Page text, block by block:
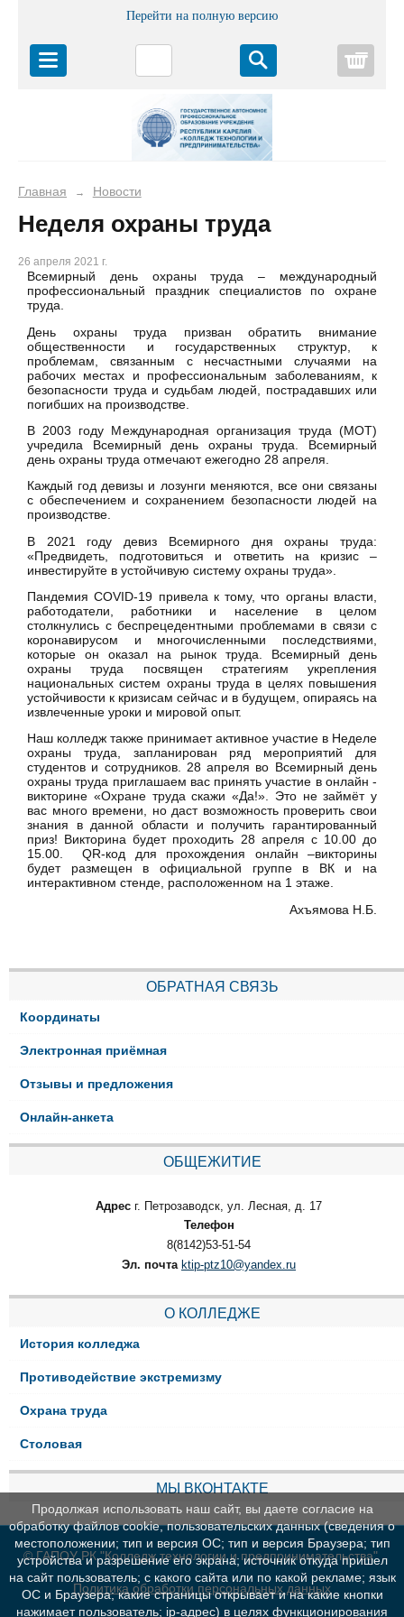
Перейти на полную версию
Главная → Новости
Неделя охраны труда
26 апреля 2021 г.
Всемирный день охраны труда – международный
профессиональный праздник специалистов по охране
труда.
День охраны труда призван обратить внимание
общественности и государственных структур, к
проблемам, связанным с несчастными случаями на
рабочих местах и профессиональным заболеваниям, к
безопасности труда и судьбам людей, пострадавших или
погибших на производстве.
В 2003 году Международная организация труда (МОТ)
учредила Всемирный день охраны труда. Всемирный
день охраны труда отмечают ежегодно 28 апреля.
Каждый год девизы и лозунги меняются, все они связаны
с обеспечением и сохранением безопасности людей на
производстве.
В 2021 году девиз Всемирного дня охраны труда:
«Предвидеть, подготовиться и ответить на кризис –
инвестируйте в устойчивую систему охраны труда».
Пандемия COVID-19 привела к тому, что органы власти,
работодатели, работники и население в целом
столкнулись с беспрецедентными проблемами в связи с
коронавирусом и многочисленными последствиями,
которые он оказал на рынок труда. Всемирный день
охраны труда посвящен стратегиям укрепления
национальных систем охраны труда в целях повышения
устойчивости к кризисам сейчас и в будущем, опираясь на
извлеченные уроки и мировой опыт.
Наш колледж также принимает активное участие в Неделе
охраны труда, запланирован ряд мероприятий для
студентов и сотрудников. 28 апреля во Всемирный день
охраны труда приглашаем вас принять участие в онлайн -
викторине «Охране труда скажи «Да!». Это не займёт у
вас много времени, но даст возможность проверить свои
знания в данной области и получить гарантированный
приз! Викторина будет проходить 28 апреля с 10.00 до
15.00. QR-код для прохождения онлайн –викторины
будет размещен в официальной группе в ВК и на
интерактивном стенде, расположенном на 1 этаже.
Ахъямова Н.Б.
ОБРАТНАЯ СВЯЗЬ
Координаты
Электронная приёмная
Отзывы и предложения
Онлайн-анкета
ОБЩЕЖИТИЕ
Адрес г. Петрозаводск, ул. Лесная, д. 17
Телефон
8(8142)53-51-54
Эл. почта ktip-ptz10@yandex.ru
О КОЛЛЕДЖЕ
История колледжа
Противодействие экстремизму
Охрана труда
Столовая
МЫ ВКОНТАКТЕ
© ГАПОУ РК "Колледж технологии и предпринимательства"
Политика обработки персональных данных
Продолжая использовать наш сайт, вы даете согласие на
обработку файлов cookie, пользовательских данных (сведения о
местоположении; тип и версия ОС; тип и версия Браузера; тип
устройства и разрешение его экрана; источник откуда пришел
на сайт пользователь; с какого сайта или по какой рекламе; язык
ОС и Браузера; какие страницы открывает и на какие кнопки
нажимает пользователь; ip-адрес) в целях функционирования